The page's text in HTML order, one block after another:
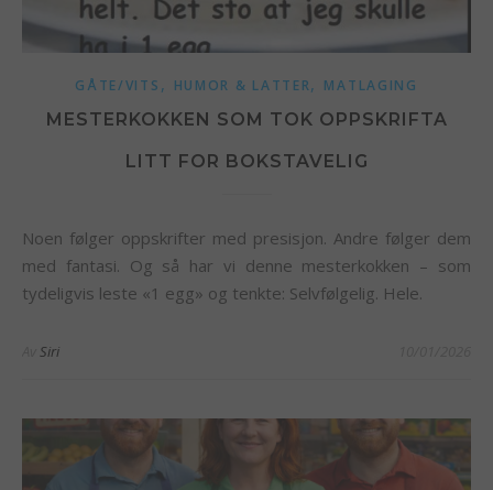
GÅTE/VITS , HUMOR & LATTER, MATLAGING
MESTERKOKKEN SOM TOK OPPSKRIFTA
LITT FOR BOKSTAVELIG
Noen følger oppskrifter med presisjon. Andre følger dem
med fantasi. Og så har vi denne mesterkokken – som
tydeligvis leste «1 egg» og tenkte: Selvfølgelig. Hele.
Siri